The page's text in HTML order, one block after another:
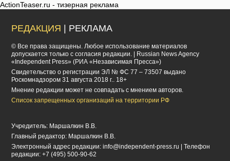
ActionTeaser.ru - тизерная реклама
РЕДАКЦИЯ | РЕКЛАМА
© Все права защищены. Любое использование материалов
допускается только с согласия редакции. | Russian News Agency
«Independent Press» (РИА «Независимая Пресса»)
Cвидетельство о регистрации ЭЛ № ФС 77 – 73507 выдано
Роскомнадзором 31 августа 2018 г.. 18+
Мнение редакции может не совпадать с мнением авторов.
Список запрещенных организаций на территории РФ
Учредитель: Маршалкин В.В.
Главный редактор: Маршалкин В.В.
Электронный адрес редакции:info@independent-press.ru
| Телефон
редакции: +7 (495) 500-90-62